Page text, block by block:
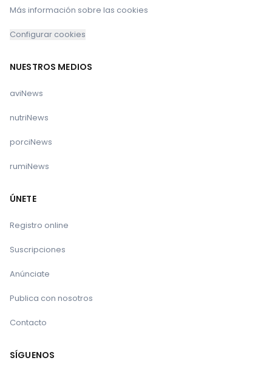
Más información sobre las cookies
Configurar cookies
NUESTROS MEDIOS
aviNews
nutriNews
porciNews
rumiNews
ÚNETE
Registro online
Suscripciones
Anúnciate
Publica con nosotros
Contacto
SÍGUENOS